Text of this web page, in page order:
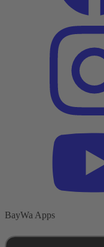
BayWa Apps